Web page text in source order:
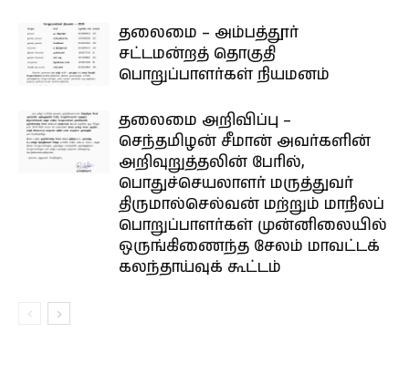
தலைமை – அம்பத்தூர்
சட்டமன்றத் தொகுதி
பொறுப்பாளர்கள் நியமனம்
தலைமை அறிவிப்பு –
செந்தமிழன் சீமான் அவர்களின்
அறிவுறுத்தலின் பேரில்,
பொதுச்செயலாளர் மருத்துவர்
திருமால்செல்வன் மற்றும் மாநிலப்
பொறுப்பாளர்கள் முன்னிலையில்
ஒருங்கிணைந்த சேலம் மாவட்டக்
கலந்தாய்வுக் கூட்டம்